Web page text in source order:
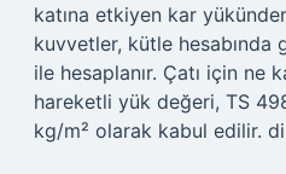
katına etkiyen kar
kuvvetler, kütle
ile hesaplanır. Çatı için ne
hareketli yük değeri, TS
kg/m² olarak kabul edilir.